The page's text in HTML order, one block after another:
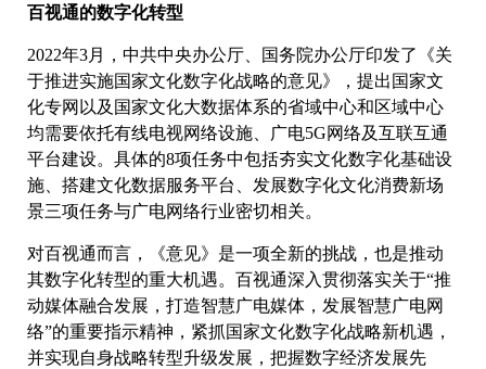
百视通的数字化转型
2022年3月，中共中央办公厅、国务院办公厅印发了《关
于推进实施国家文化数字化战略的意见》，提出国家文
化专网以及国家文化大数据体系的省域中心和区域中心
均需要依托有线电视网络设施、广电5G网络及互联互通
平台建设。具体的8项任务中包括夯实文化数字化基础设
施、搭建文化数据服务平台、发展数字化文化消费新场
景三项任务与广电网络行业密切相关。
对百视通而言，《意见》是一项全新的挑战，也是推动
其数字化转型的重大机遇。百视通深入贯彻落实关于“推
动媒体融合发展，打造智慧广电媒体，发展智慧广电网
络”的重要指示精神，紧抓国家文化数字化战略新机遇，
并实现自身战略转型升级发展，把握数字经济发展先